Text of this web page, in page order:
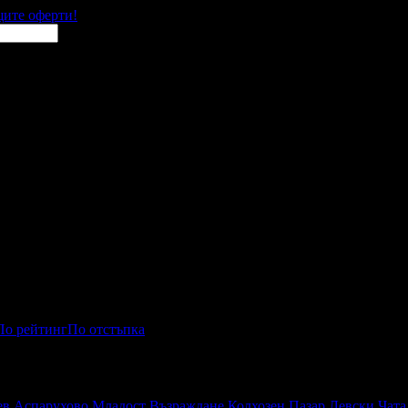
оферти!
рейтингПо отстъпка